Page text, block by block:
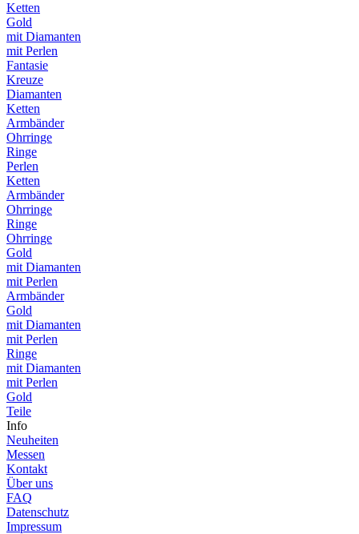
Ketten
Gold
mit Diamanten
mit Perlen
Fantasie
Kreuze
Diamanten
Ketten
Armbänder
Ohrringe
Ringe
Perlen
Ketten
Armbänder
Ohrringe
Ringe
Ohrringe
Gold
mit Diamanten
mit Perlen
Armbänder
Gold
mit Diamanten
mit Perlen
Ringe
mit Diamanten
mit Perlen
Gold
Teile
Info
Neuheiten
Messen
Kontakt
Über uns
FAQ
Datenschutz
Impressum